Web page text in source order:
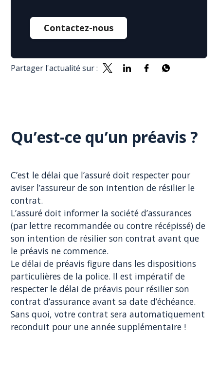
Qu’est-ce qu’un préavis ?
C’est le délai que l’assuré doit respecter pour
aviser l’assureur de son intention de résilier le
contrat.
L’assuré doit informer la société d’assurances
(par lettre recommandée ou contre récépissé) de
son intention de résilier son contrat avant que
le préavis ne commence.
Le délai de préavis figure dans les dispositions
particulières de la police. Il est impératif de
respecter le délai de préavis pour résilier son
contrat d’assurance avant sa date d’échéance.
Sans quoi, votre contrat sera automatiquement
reconduit pour une année supplémentaire !
Contactez-nous
Partager l'actualité sur :